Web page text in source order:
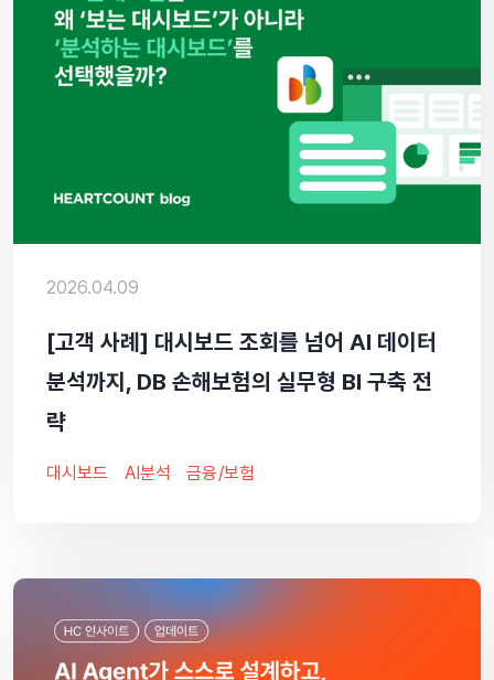
2026.04.09
[고객 사례] 대시보드 조회를 넘어 AI 데이터
분석까지, DB 손해보험의 실무형 BI 구축 전
략
대시보드 AI분석 금융/보험